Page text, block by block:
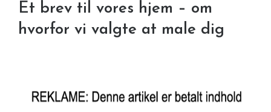
Et brev til vores hjem – om
hvorfor vi valgte at male dig